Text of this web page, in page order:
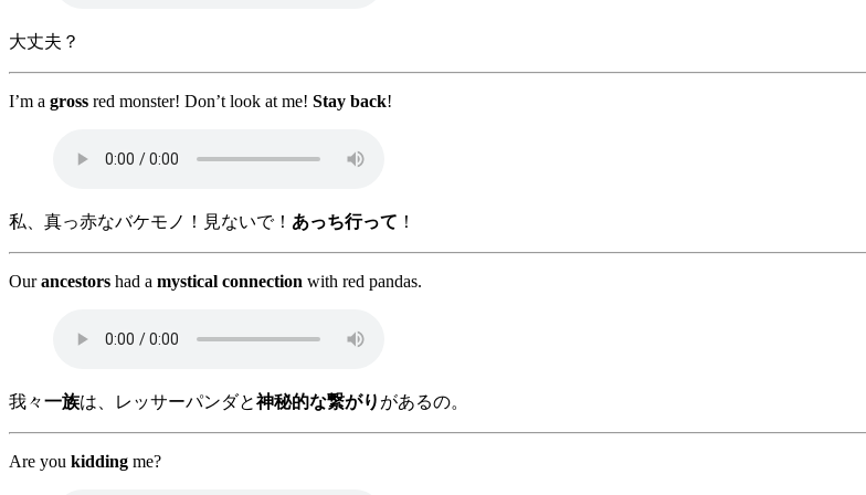
大丈夫？
I’m a gross red monster! Don’t look at me! Stay back!
私、真っ赤なバケモノ！見ないで！ あっち行って ！
Ourancestors had a mystical connection with red pandas.
我々一族は、レッサーパンダと神秘的な繋がり があるの。
Are you kidding me?